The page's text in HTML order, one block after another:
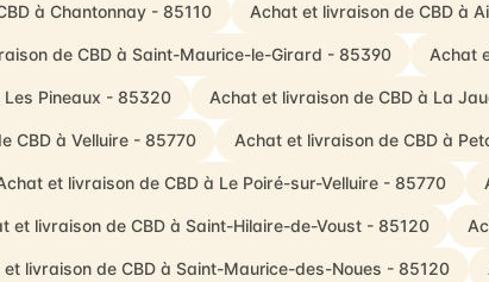
à Chantonnay - 85110 Achat et livraison de CBD à
de CBD à Saint-Maurice-le-Girard - 85390 Achat
Pineaux - 85320 Achat et livraison de CBD à La
CBD à Velluire - 85770 Achat et livraison de CBD à
et livraison de CBD à Le Poiré-sur-Velluire - 85770
et livraison de CBD à Saint-Hilaire-de-Voust - 85120
et livraison de CBD à Saint-Maurice-des-Noues - 85120